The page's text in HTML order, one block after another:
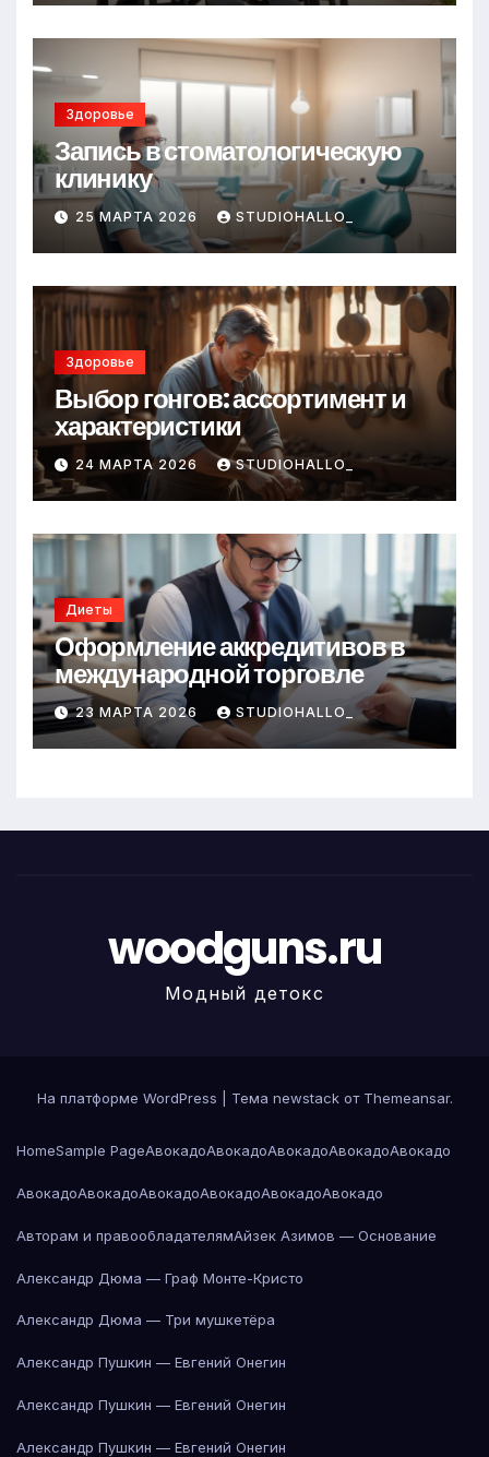
Здоровье
Запись в стоматологическую
клинику
25 МАРТА 2026 STUDIOHALLO_
Здоровье
Выбор гонгов: ассортимент и
характеристики
24 МАРТА 2026 STUDIOHALLO_
Диеты
Оформление аккредитивов в
международной торговле
23 МАРТА 2026 STUDIOHALLO_
woodguns.ru
Модный детокс
На платформе WordPress Тема newstack от Themeansar.
HomeSample PageАвокадоАвокадоАвокадоАвокадоАвокадо
АвокадоАвокадоАвокадоАвокадоАвокадоАвокадо
Авторам и правообладателямАйзек Азимов — Основание
Александр Дюма — Граф Монте-Кристо
Александр Дюма — Три мушкетёра
Александр Пушкин — Евгений Онегин
Александр Пушкин — Евгений Онегин
Александр Пушкин — Евгений Онегин